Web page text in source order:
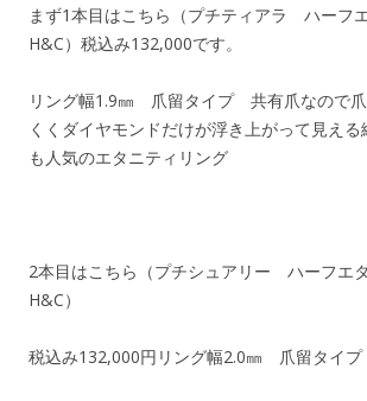
まず1本目はこちら（プチティアラ ハーフ
H&C）税込み132,000です。
リング幅1.9㎜ 爪留タイプ 共有爪なので
くくダイヤモンドだけが浮き上がって見える
も人気のエタニティリング
2本目はこちら（プチシュアリー ハーフエ
H&C）
税込み132,000円リング幅2.0㎜ 爪留タイプ